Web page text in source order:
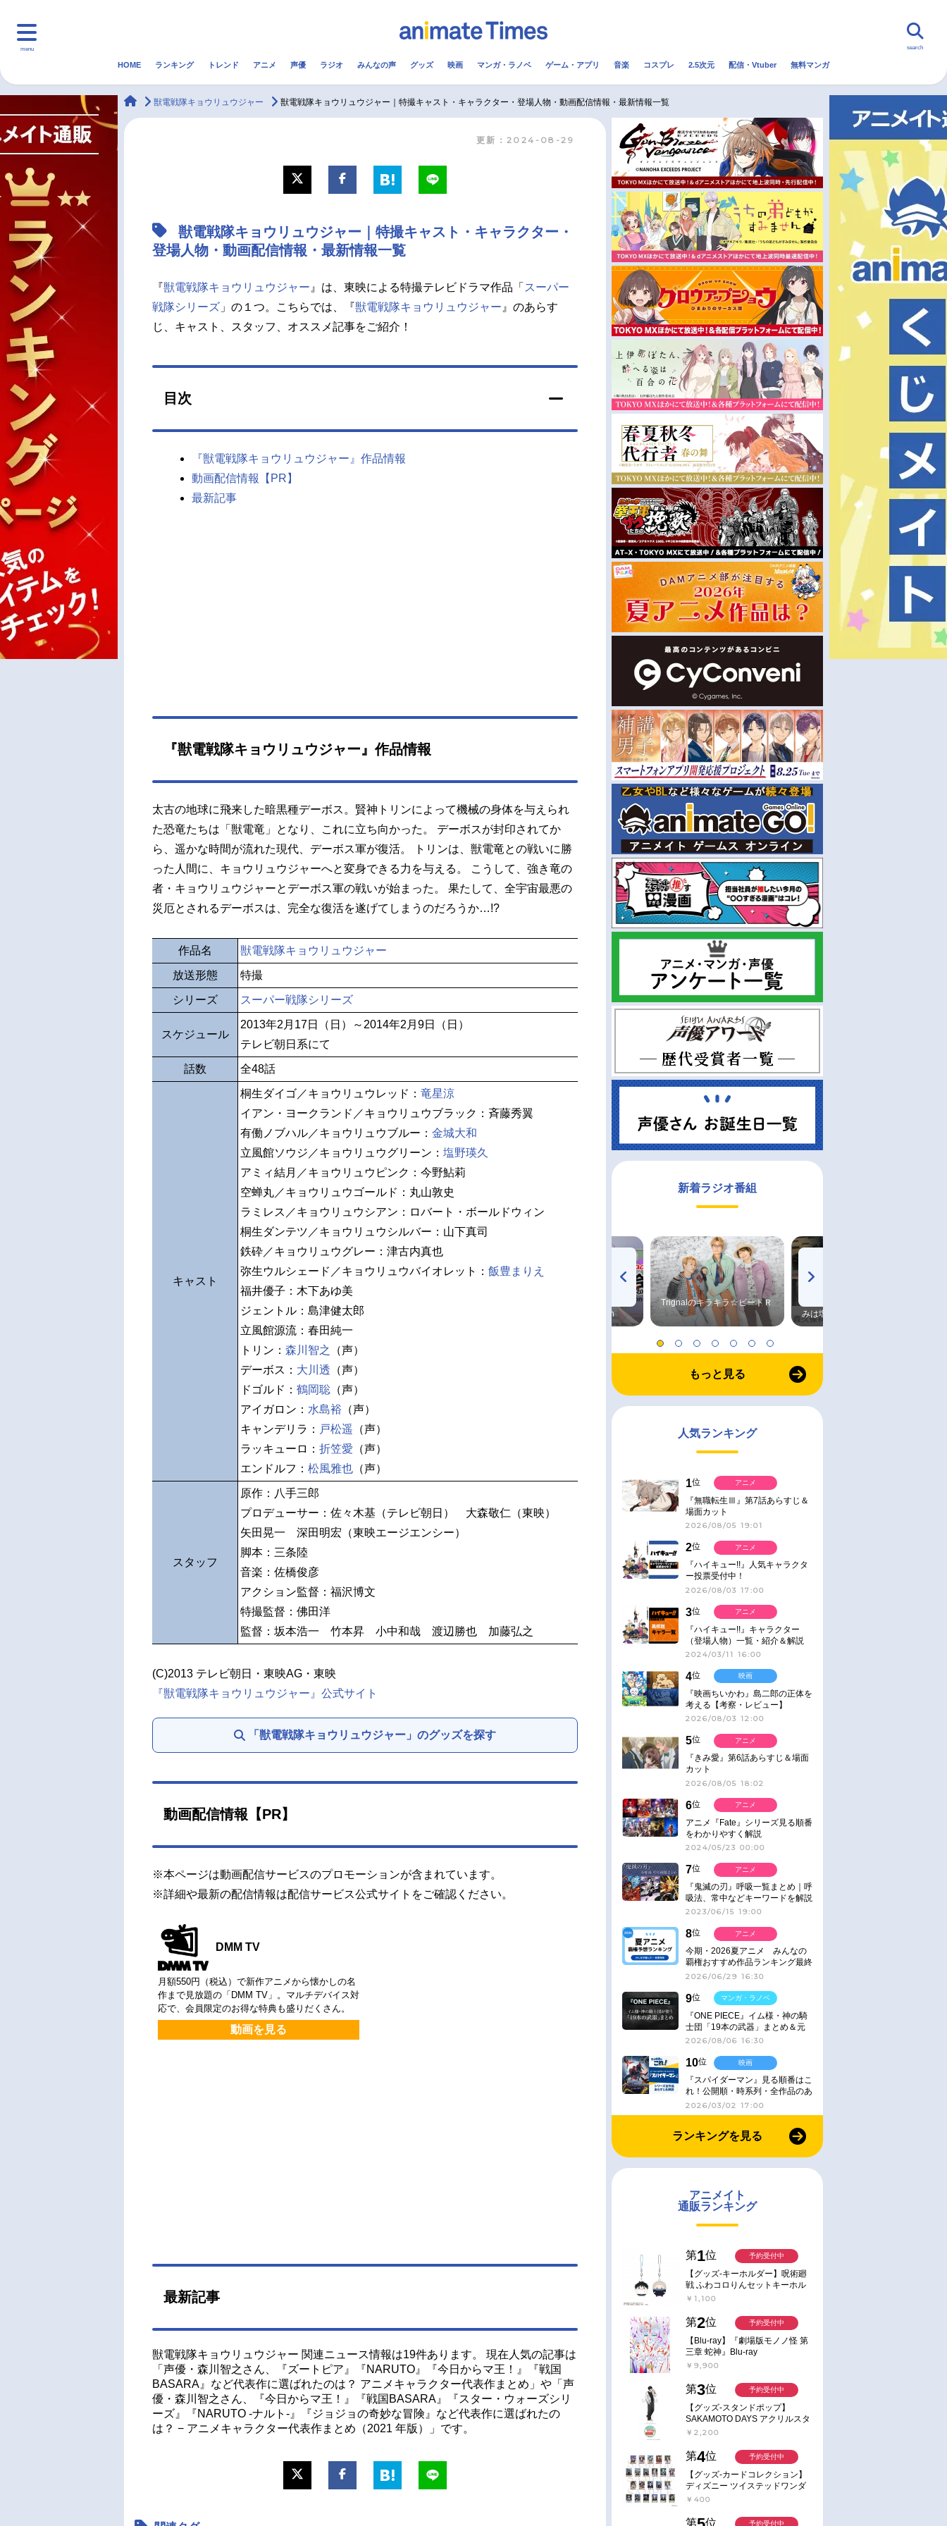
menu
マンガ・ラノベ 2.5次元 配信・Vtuber トレンド 無料マンガ
声優記事一覧
アニメ映画一覧
男性声優/女性声優一覧
今期アニメ曜日別一覧
夏アニメ
秋アニメ
冬アニメ
search
HOME ランキング トレンド アニメ 声優 ラジオ みんなの声 グッズ 映画 マンガ・ラノベ ゲーム・アプリ 音楽 コスプレ 2.5次元 配信・Vtuber 無料マンガ
animateTimes
獣電戦隊キョウリュウジャー 獣電戦隊キョウリュウジャー｜特撮キャスト・キャラクター・登場人物・動画配信情報・最新情報一覧
更新：2024-08-29
獣電戦隊キョウリュウジャー｜特撮キャスト・キャラクター・
登場人物・動画配信情報・最新情報一覧
『獣電戦隊キョウリュウジャー 』は、東映による特撮テレビドラマ作品「 スーパー
戦隊シリーズ 」の１つ。こちらでは、『獣電戦隊キョウリュウジャー 』のあらす
じ、キャスト、スタッフ、オススメ記事をご紹介！
目次
『獣電戦隊キョウリュウジャー』作品情報
動画配信情報【PR】
最新記事
『獣電戦隊キョウリュウジャー』作品情報
太古の地球に飛来した暗黒種デーボス。賢神トリンによって機械の身体を与えられ
た恐竜たちは「獣電竜」となり、これに立ち向かった。 デーボスが封印されてか
ら、遥かな時間が流れた現代、デーボス軍が復活。 トリンは、獣電竜との戦いに勝
った人間に、キョウリュウジャーへと変身できる力を与える。 こうして、強き竜の
者・キョウリュウジャーとデーボス軍の戦いが始まった。 果たして、全宇宙最悪の
災厄とされるデーボスは、完全な復活を遂げてしまうのだろうか…!?
作品名 獣電戦隊キョウリュウジャー
放送形態 特撮
シリーズ スーパー戦隊シリーズ
スケジュール
2013年2月17日（日）～2014年2月9日（日）
テレビ朝日系にて
話数 全48話
キャスト
桐生ダイゴ／キョウリュウレッド： 竜星涼
イアン・ヨークランド／キョウリュウブラック：斉藤秀翼
有働ノブハル／キョウリュウブルー： 金城大和
立風館ソウジ／キョウリュウグリーン： 塩野瑛久
アミィ結月／キョウリュウピンク：今野鮎莉
空蝉丸／キョウリュウゴールド：丸山敦史
ラミレス／キョウリュウシアン：ロバート・ボールドウィン
桐生ダンテツ／キョウリュウシルバー：山下真司
鉄砕／キョウリュウグレー：津古内真也
弥生ウルシェード／キョウリュウバイオレット： 飯豊まりえ
福井優子：木下あゆ美
ジェントル：島津健太郎
立風館源流：春田純一
トリン： 森川智之
（声）
デーボス： 大川透 （声）
ドゴルド： 鶴岡聡 （声）
アイガロン： 水島裕 （声）
キャンデリラ： 戸松遥 （声）
ラッキューロ： 折笠愛 （声）
エンドルフ： 松風雅也 （声）
スタッフ
原作：八手三郎
プロデューサー：佐々木基（テレビ朝日） 大森敬仁（東映）
矢田晃一 深田明宏（東映エージエンシー）
脚本：三条陸
音楽：佐橋俊彦
アクション監督：福沢博文
特撮監督：佛田洋
監督：坂本浩一 竹本昇 小中和哉 渡辺勝也 加藤弘之
(C)2013 テレビ朝日・東映AG・東映
『獣電戦隊キョウリュウジャー』公式サイト
「獣電戦隊キョウリュウジャー」のグッズを探す
動画配信情報【PR】
※本ページは動画配信サービスのプロモーションが含まれています。
※詳細や最新の配信情報は配信サービス公式サイトをご確認ください。
DMM TV
月額550円（税込）で新作アニメから懐かしの名
作まで見放題の「DMM TV」。マルチデバイス対
応で、会員限定のお得な特典も盛りだくさん。
動画を見る
最新記事
獣電戦隊キョウリュウジャー 関連ニュース情報は19件あります。 現在人気の記事は
「声優・森川智之さん、『ズートピア』『NARUTO』『今日からマ王！』『戦国
BASARA』など代表作に選ばれたのは？ アニメキャラクター代表作まとめ」や「声
優・森川智之さん、『今日からマ王！』『戦国BASARA』『スター・ウォーズシリ
ーズ』『NARUTO -ナルト-』『ジョジョの奇妙な冒険』など代表作に選ばれたの
は？ − アニメキャラクター代表作まとめ（2021 年版）」です。
新着ラジオ番組
radio 大直会 2nd season
Trignalのキラキラ☆ビートＲ
みは塩だけ
もっと見る
人気ランキング
1位
『無職転生Ⅲ』第7話あらすじ＆
場面カット
2026/08/05 19:01
アニメ
2位
『ハイキュー!!』人気キャラクタ
ー投票受付中！
2026/08/03 17:00
アニメ
3位
『ハイキュー!!』キャラクター
（登場人物）一覧・紹介＆解説
2024/03/11 16:00
アニメ
4位
『映画ちいかわ』島二郎の正体を
考える【考察・レビュー】
2026/08/03 12:00
映画
5位
『きみ愛』第6話あらすじ＆場面
カット
2026/08/05 18:02
アニメ
6位
アニメ『Fate』シリーズ見る順番
をわかりやすく解説
2024/05/23 00:00
アニメ
7位
『鬼滅の刃』呼吸一覧まとめ｜呼
吸法、常中などキーワードを解説
2023/06/15 19:00
アニメ
8位
今期・2026夏アニメ みんなの
覇権おすすめ作品ランキング最終
結果発表！
2026/06/29 16:30
アニメ
9位
『ONE PIECE』イム様・神の騎
士団「19本の武器」まとめ＆元
ネタ
2026/08/06 16:30
マンガ・ラノベ
10位
『スパイダーマン』見る順番はこ
れ！公開順・時系列・全作品のあ
らすじをまとめました
2026/03/02 17:00
映画
ランキングを見る
アニメイト
通販ランキング
第1位
【グッズ-キーホルダー】呪術廻
戦 ふわコロりんセットキーホル
ダー【アニメイト特典付】
￥1,100
予約受付中
第2位
【Blu-ray】『劇場版モノノ怪 第
三章 蛇神』Blu-ray
￥9,900
予約受付中
第3位
【グッズ-スタンドポップ】
SAKAMOTO DAYS アクリルスタ
ンド～Sunny Afternoon～ 4.南雲
￥2,200
予約受付中
第4位
【グッズ-カードコレクション】
ディズニー ツイステッドワンダ
ーランド ランダムカードコレク
￥400
予約受付中
第 位 予約受付中